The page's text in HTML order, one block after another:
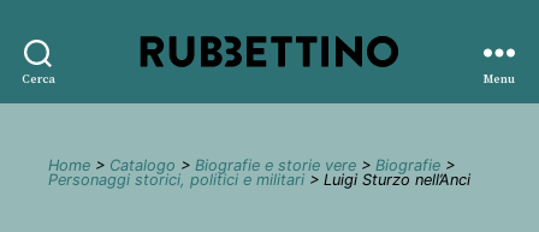
Cerca
editore
Menu
Home > Catalogo > Biografie e storie vere > Biografie >
Personaggi storici, politici e militari > Luigi Sturzo nell’Anci